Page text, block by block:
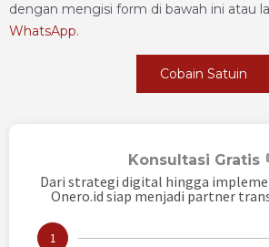
dengan mengisi form di bawah ini atau
WhatsApp.
Cobain Satuin
Konsultasi Gratis
Dari strategi digital hingga
Onero.id siap menjadi partner
1